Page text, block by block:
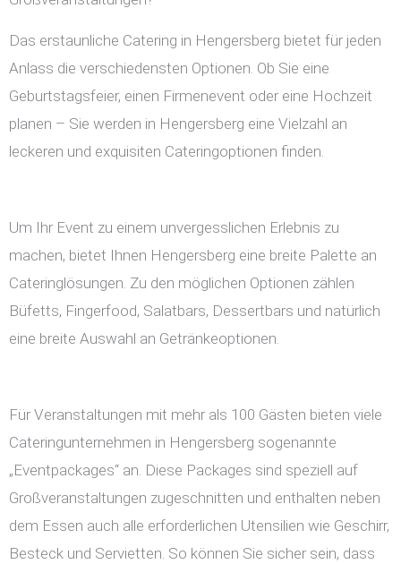
Das erstaunliche Catering in Hengersberg bietet für jeden
Anlass die verschiedensten Optionen. Ob Sie eine
Geburtstagsfeier, einen Firmenevent oder eine Hochzeit
planen – Sie werden in Hengersberg eine Vielzahl an
leckeren und exquisiten Cateringoptionen finden.
Um Ihr Event zu einem unvergesslichen Erlebnis zu
machen, bietet Ihnen Hengersberg eine breite Palette an
Cateringlösungen. Zu den möglichen Optionen zählen
Büfetts, Fingerfood, Salatbars, Dessertbars und natürlich
eine breite Auswahl an Getränkeoptionen.
Für Veranstaltungen mit mehr als 100 Gästen bieten viele
Cateringunternehmen in Hengersberg sogenannte
„Eventpackages“ an. Diese Packages sind speziell auf
Großveranstaltungen zugeschnitten und enthalten neben
dem Essen auch alle erforderlichen Utensilien wie Geschirr,
Besteck und Servietten. So können Sie sicher sein, dass